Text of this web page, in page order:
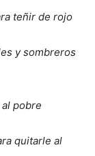
teñir de rojo
y sombreros
pobre
quitarle al